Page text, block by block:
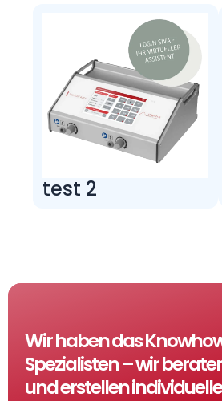
test 2
Wir haben das
Spezialisten – wir
und erstellen